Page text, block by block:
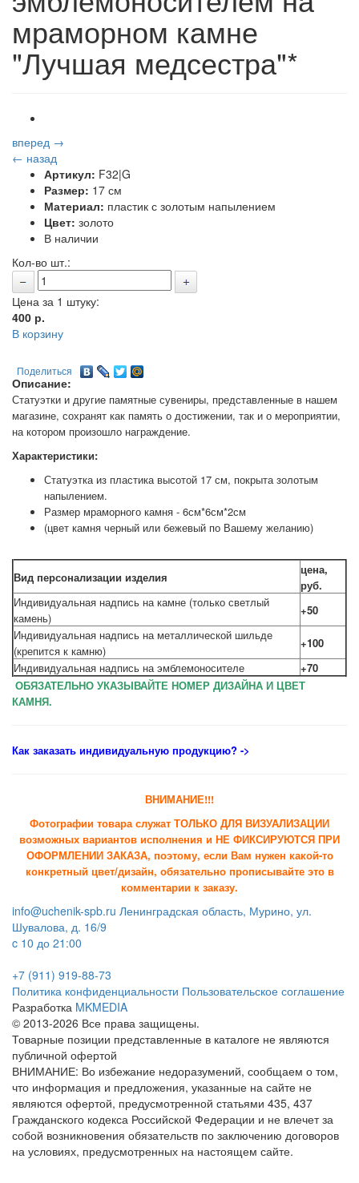
мраморном камне
"Лучшая медсестра"*
вперед →
← назад
Артикул: F32|G
Размер: 17 см
Материал: пластик с золотым напылением
Цвет: золото
В наличии
Кол-во шт.:
Цена за 1 штуку:
400 р.
В корзину
Поделиться
Описание:
Статуэтки и другие памятные сувениры, представленные в нашем
магазине, сохранят как память о достижении, так и о мероприятии,
на котором произошло награждение.
Характеристики:
Статуэтка из пластика высотой 17 см, покрыта золотым
напылением.
Размер мраморного камня - 6см*6см*2см
(цвет камня черный или бежевый по Вашему желанию)
Вид персонализации изделия
цена,
руб.
Индивидуальная надпись на камне (только светлый
камень)
+50
Индивидуальная надпись на металлической шильде
(крепится к камню)
+100
Индивидуальная надпись на эмблемоносителе
+70
ОБЯЗАТЕЛЬНО УКАЗЫВАЙТЕ НОМЕР ДИЗАЙНА И ЦВЕТ
КАМНЯ.
Как заказать индивидуальную продукцию? ->
ВНИМАНИЕ!!!
Фотографии товара служат ТОЛЬКО ДЛЯ ВИЗУАЛИЗАЦИИ
возможных вариантов исполнения и НЕ ФИКСИРУЮТСЯ ПРИ
ОФОРМЛЕНИИ ЗАКАЗА, поэтому, если Вам нужен какой-то
конкретный цвет/дизайн, обязательно прописывайте это в
комментарии к заказу.
info@uchenik-spb.ru Ленинградская область, Мурино, ул.
Шувалова, д. 16/9
c 10 до 21:00
+7 (911) 919-88-73
Политика конфиденциальности Пользовательское соглашение
Разработка MKMEDIA
© 2013-2026 Все права защищены.
Товарные позиции представленные в каталоге не являются
публичной офертой
ВНИМАНИЕ: Во избежание недоразумений, сообщаем о том,
что информация и предложения, указанные на сайте не
являются офертой, предусмотренной статьями 435, 437
Гражданского кодекса Российской Федерации и не влечет за
собой возникновения обязательств по заключению договоров
на условиях, предусмотренных на настоящем сайте.